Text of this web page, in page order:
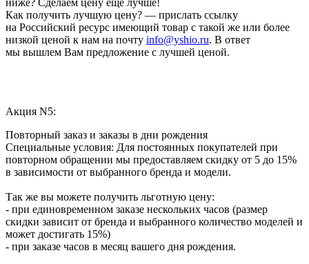
Как получить лучшую цену? — прислать ссылку
на Российский ресурс имеющий товар с такой же или более
низкой ценой к нам на почту info@yshio.ru. В ответ
мы вышлем Вам предложение с лучшей ценой.
Акция N5:
Повторный заказ и заказы в дни рождения
Специальные условия: Для постоянных покупателей при
повторном обращении мы предоставляем скидку от 5 до 15%
в зависимости от выбранного бренда и модели.
Так же вы можете получить льготную цену:
- при единовременном заказе нескольких часов (размер
скидки зависит от бренда и выбранного количество моделей и
может достигать 15%)
- при заказе часов в месяц вашего дня рождения.